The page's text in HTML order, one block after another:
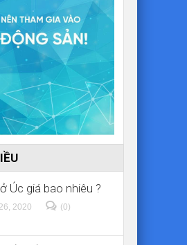
Úc giá bao nhiêu ?
2020
(0)